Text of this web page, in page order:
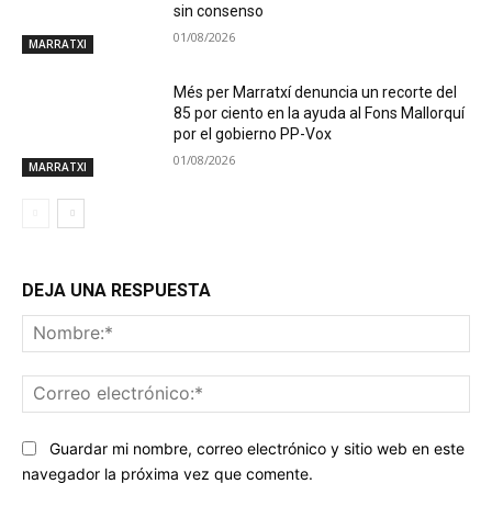
MARRATXI
sin consenso
01/08/2026
MARRATXI
Més per Marratxí denuncia un recorte del
85 por ciento en la ayuda al Fons Mallorquí
por el gobierno PP-Vox
01/08/2026
DEJA UNA RESPUESTA
Guardar mi nombre, correo electrónico y sitio web en este
navegador la próxima vez que comente.